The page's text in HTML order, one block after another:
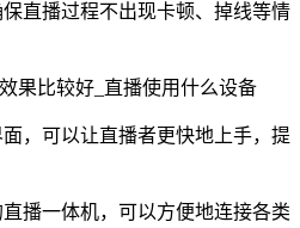
直播过程不出现卡顿、掉线等情
，可以让直播者更快地上手，提
播一体机，可以方便地连接各类